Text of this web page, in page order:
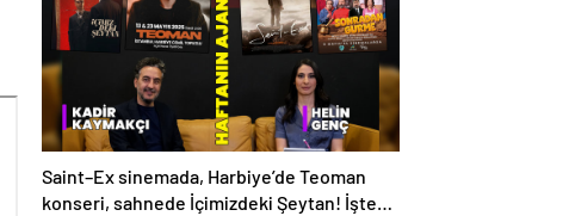
Saint–Ex sinemada, Harbiye’de Teoman
konseri, sahnede İçimizdeki Şeytan! İşte